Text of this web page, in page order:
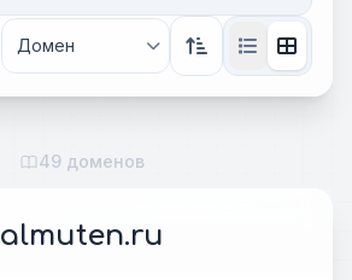
49 доменов
almuten.ru